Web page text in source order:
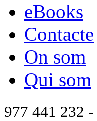
eBooks
Contacte
On som
Qui som
977 441 232 -